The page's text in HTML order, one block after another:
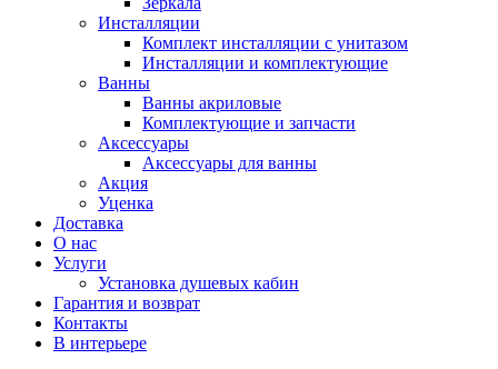
Инсталляции
Комплект инсталляции с унитазом
Инсталляции и комплектующие
Ванны
Ванны акриловые
Комплектующие и запчасти
Аксессуары
Аксеcсуары для ванны
Акция
Уценка
Доставка
О нас
Услуги
Установка душевых кабин
Гарантия и возврат
Контакты
В интерьере